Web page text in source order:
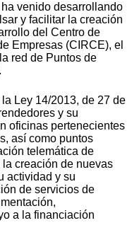
venido desarrollando
y facilitar la creación
del Centro de
Empresas (CIRCE), el
red de Puntos de
Ley 14/2013, de 27 de
y su
oficinas pertenecientes
así como puntos
telemática de
creación de nuevas
actividad y su
de servicios de
a la financiación